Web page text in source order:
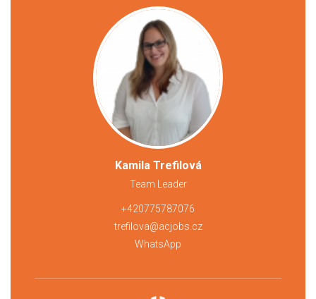
Kamila Trefilová
Team Leader
+420775787076
trefilova@acjobs.cz
WhatsApp